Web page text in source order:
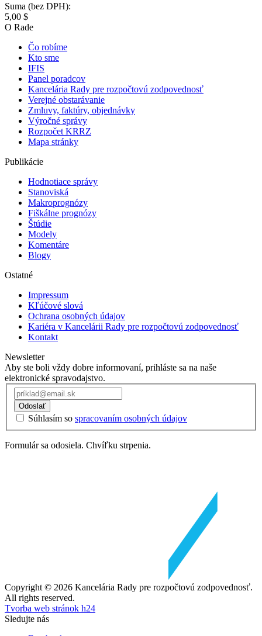
Suma (bez DPH):
5,00 $
O Rade
Čo robíme
Kto sme
IFIS
Panel poradcov
Kancelária Rady pre rozpočtovú zodpovednosť
Verejné obstarávanie
Zmluvy, faktúry, objednávky
Výročné správy
Rozpočet KRRZ
Mapa stránky
Publikácie
Hodnotiace správy
Stanoviská
Makroprognózy
Fiškálne prognózy
Štúdie
Modely
Komentáre
Blogy
Ostatné
Impressum
Kľúčové slová
Ochrana osobných údajov
Kariéra v Kancelárii Rady pre rozpočtovú zodpovednosť
Kontakt
Newsletter
Aby ste boli vždy dobre informovaní, prihláste sa na naše
elektronické spravodajstvo.
Odoslať
Súhlasím so spracovaním osobných údajov
Formulár sa odosiela. Chvíľku strpenia.
Copyright © 2026 Kancelária Rady pre rozpočtovú zodpovednosť.
All rights reserved.
Tvorba web stránok h24
Sledujte nás